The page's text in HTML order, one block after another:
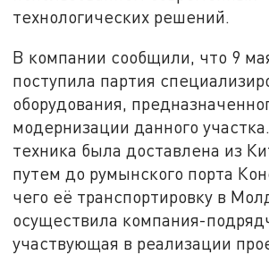
технологических решений.
В компании сообщили, что 9
поступила партия
оборудования,
модернизации данного
техника была доставлена из
путем до румынского порта
чего её транспортировку в
осуществила компания-
участвующая в реализации